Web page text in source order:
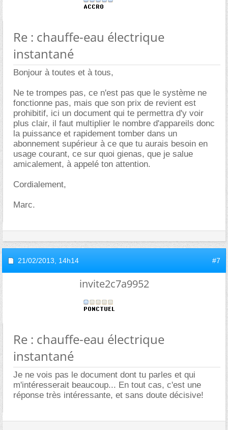
Re : chauffe-eau électrique
instantané
Bonjour à toutes et à tous,
Ne te trompes pas, ce n'est pas que le système ne
fonctionne pas, mais que son prix de revient est
prohibitif, ici un document qui te permettra d'y voir
plus clair, il faut multiplier le nombre d'appareils donc
la puissance et rapidement tomber dans un
abonnement supérieur à ce que tu aurais besoin en
usage courant, ce sur quoi gienas, que je salue
amicalement, à appelé ton attention.
Cordialement,
Marc.
21/02/2013, 14h14 #7
invite2c7a9952
Re : chauffe-eau électrique
instantané
Je ne vois pas le document dont tu parles et qui
m'intéresserait beaucoup... En tout cas, c'est une
réponse très intéressante, et sans doute décisive!